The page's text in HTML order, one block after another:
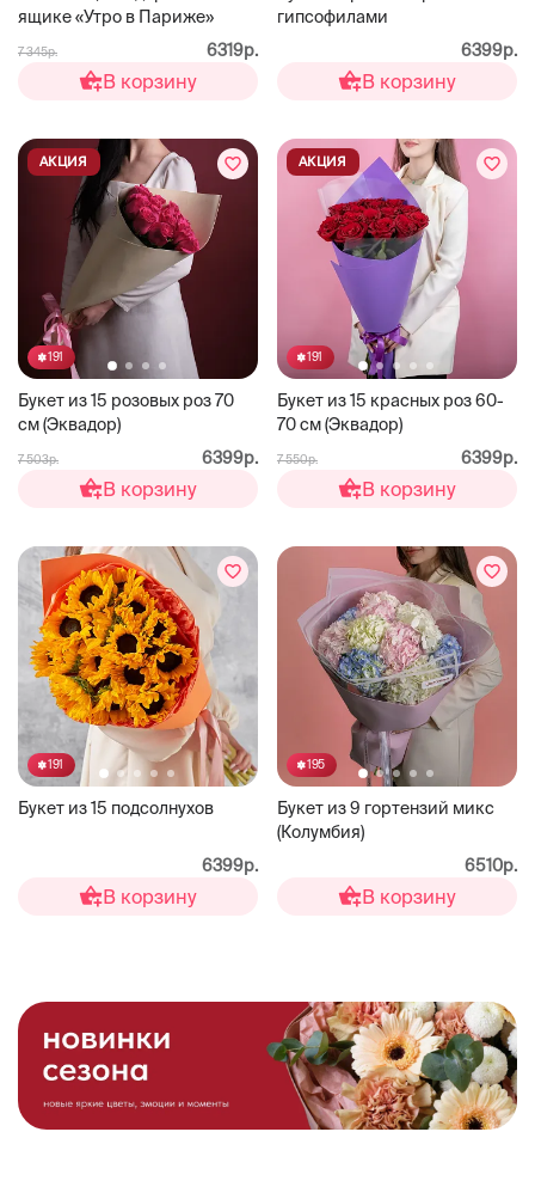
ящике «Утро в Париже»
7 345р. 6319р.
В корзину
гипсофилами
6399р.
В корзину
191
Букет из 15 розовых роз 70
см (Эквадор)
АКЦИЯ
7 503р. 6399р.
В корзину
191
Букет из 15 красных роз 60-
70 см (Эквадор)
АКЦИЯ
7 550р. 6399р.
В корзину
191
Букет из 15 подсолнухов
6399р.
В корзину
195
Букет из 9 гортензий микс
(Колумбия)
6510р.
В корзину